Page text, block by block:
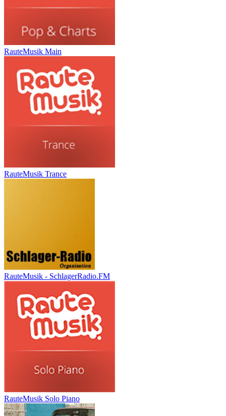
RauteMusik Main
RauteMusik Trance
RauteMusik - SchlagerRadio.FM
RauteMusik Solo Piano